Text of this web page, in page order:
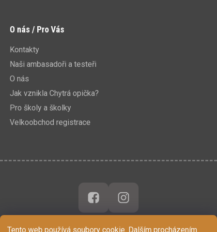
Tento web používá soubory cookie. Dalším procházením
O nás / Pro Vás
Kontakty
Naši ambasadoři a testeři
O nás
Jak vznikla Chytrá opička?
Pro školy a školky
Velkoobchod registrace